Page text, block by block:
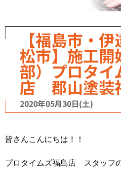
【福島市・
松市】施工
部）プロタイ
店 郡山塗装
2020年05月30日(土)
皆さんこんにちは！！
プロタイムズ福島店 スタッフ